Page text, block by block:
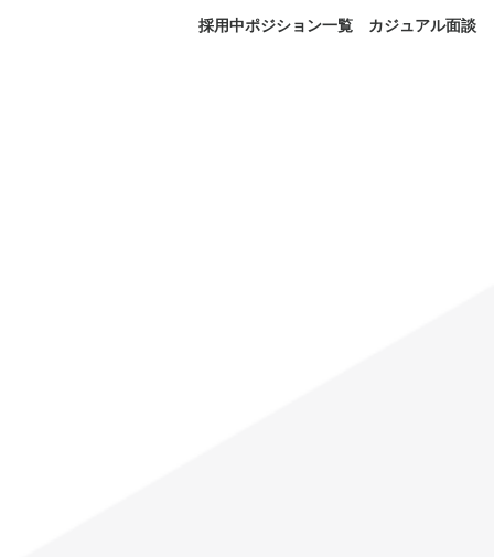
採用中ポジション一覧 カジュアル面談